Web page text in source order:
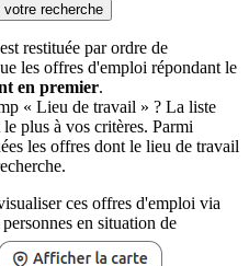
recherche
restituée par ordre de
les offres d'emploi répondant le
en premier.
« Lieu de travail » ? La liste
plus à vos critères. Parmi
les offres dont le lieu de travail
ces offres d'emploi via
en situation de